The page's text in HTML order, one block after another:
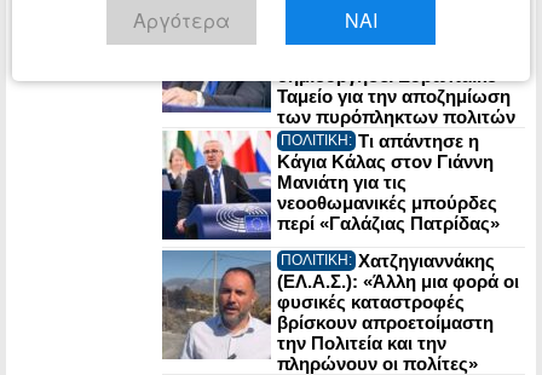
ΠΟΛΙΤΙΚΗ:
Ο Φρέντης
Μπελέρης ρωτά την
Ταμείο για την αποζημίωση
των πυρόπληκτων πολιτών
ΠΟΛΙΤΙΚΗ: Τι απάντησε η
Κάγια Κάλας στον Γιάννη
Μανιάτη για τις
νεοοθωμανικές μπούρδες
περί «Γαλάζιας Πατρίδας»
ΠΟΛΙΤΙΚΗ: Χατζηγιαννάκης
(ΕΛ.Α.Σ.): «Άλλη μια φορά οι
φυσικές καταστροφές
βρίσκουν απροετοίμαστη
την Πολιτεία και την
πληρώνουν οι πολίτες»
Αργότερα ΝΑΙ